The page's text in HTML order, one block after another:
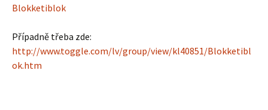
Blokketiblok
Případně třeba zde:
http://www.toggle.com/lv/group/view/kl40851/Blokketibl
ok.htm